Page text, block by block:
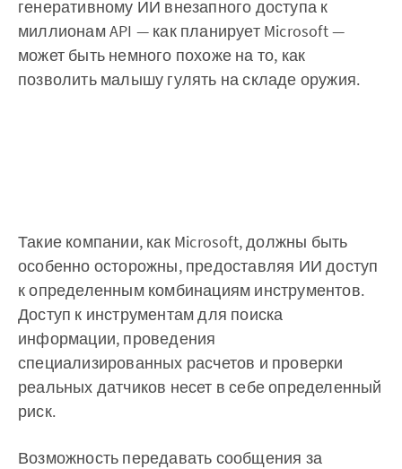
генеративному ИИ внезапного доступа к
миллионам API — как планирует Microsoft —
может быть немного похоже на то, как
позволить малышу гулять на складе оружия. ‌‌
Такие компании, как Microsoft, должны быть
особенно осторожны, предоставляя ИИ доступ
к определенным комбинациям инструментов.
Доступ к инструментам для поиска
информации, проведения
специализированных расчетов и проверки
реальных датчиков несет в себе определенный
риск.
Возможность передавать сообщения за